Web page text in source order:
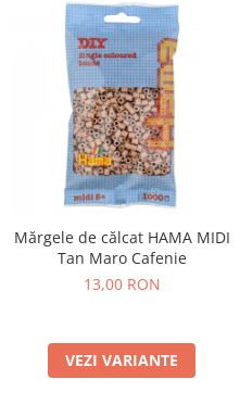
Mărgele de călcat HAMA MIDI
Tan Maro Cafenie
13,00 RON
VEZI VARIANTE